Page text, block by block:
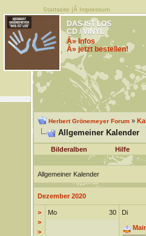
Startseite |Â Impressum
DAS IST LOS
CD / VINYL
Â» Infos
Â» jetzt bestellen!
Herbert Grönemeyer Forum»
Allgemeiner Kalender
Bilderalben Hilfe
Allgemeiner Kalender
Dezember 2020
>
>
>
30
Mo Di